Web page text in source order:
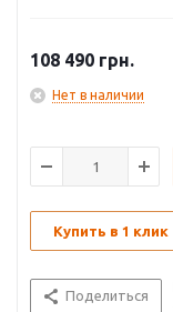
108 490 грн.
Нет в наличии
Купить в 1 клик
Поделиться